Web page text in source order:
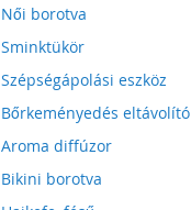
Női borotva
Sminktükör
Szépségápolási eszköz
Bőrkeményedés eltávolító
Aroma diffúzor
Bikini borotva